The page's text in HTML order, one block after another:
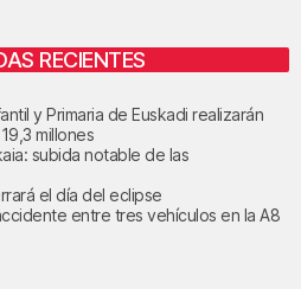
RECIENTES
y Primaria de Euskadi realizarán
millones
subida notable de las
el día del eclipse
entre tres vehículos en la A8